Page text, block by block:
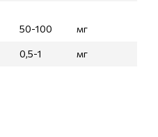
50-100 мг
0,5-1 мг